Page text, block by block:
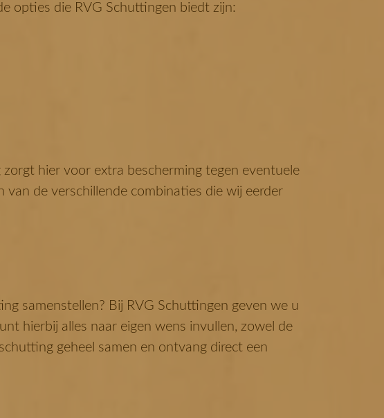
opties die RVG Schuttingen biedt zijn:
hier voor extra bescherming tegen eventuele
de verschillende combinaties die wij eerder
samenstellen? Bij RVG Schuttingen geven we u
hierbij alles naar eigen wens invullen, zowel de
geheel samen en ontvang direct een